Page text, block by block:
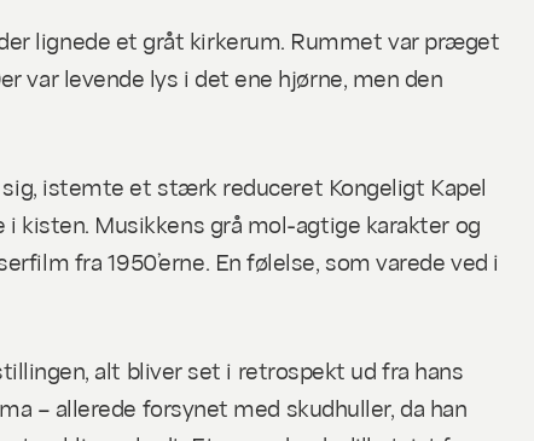
lignede et gråt kirkerum. Rummet var præget
var levende lys i det ene hjørne, men den
istemte et stærk reduceret Kongeligt Kapel
kisten. Musikkens grå mol-agtige karakter og
fra 1950’erne. En følelse, som varede ved i
alt bliver set i retrospekt ud fra hans
– allerede forsynet med skudhuller, da han